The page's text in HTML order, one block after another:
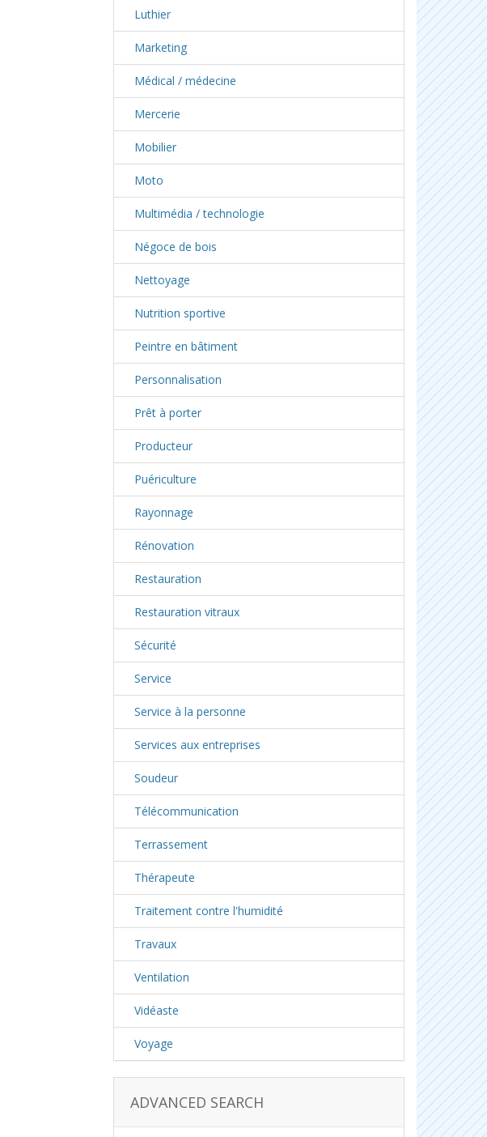
Luthier
Marketing
Médical / médecine
Mercerie
Mobilier
Moto
Multimédia / technologie
Négoce de bois
Nettoyage
Nutrition sportive
Peintre en bâtiment
Personnalisation
Prêt à porter
Producteur
Puériculture
Rayonnage
Rénovation
Restauration
Restauration vitraux
Sécurité
Service
Service à la personne
Services aux entreprises
Soudeur
Télécommunication
Terrassement
Thérapeute
Traitement contre l'humidité
Travaux
Ventilation
Vidéaste
Voyage
ADVANCED SEARCH